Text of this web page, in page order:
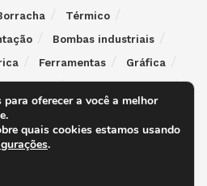
Térmico
Bombas industriais
Ferramentas
Gráfica
Papel e papelão
oferecer a você a melhor
quais cookies estamos usando
.